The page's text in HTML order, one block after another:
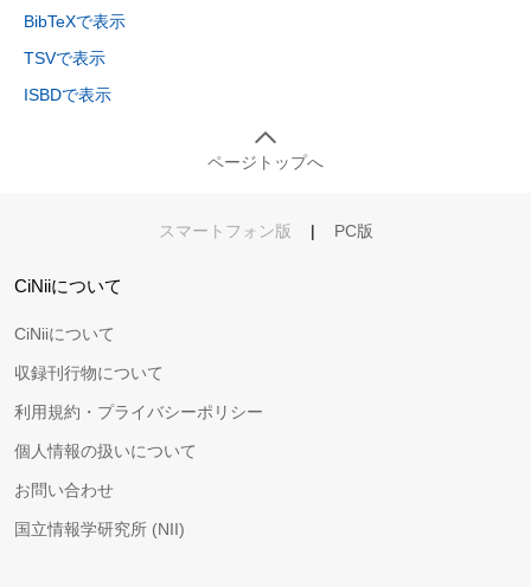
BibTeXで表示
TSVで表示
ISBDで表示
ページトップへ
スマートフォン版 | PC版
CiNiiについて
CiNiiについて
収録刊行物について
利用規約・プライバシーポリシー
個人情報の扱いについて
お問い合わせ
国立情報学研究所 (NII)